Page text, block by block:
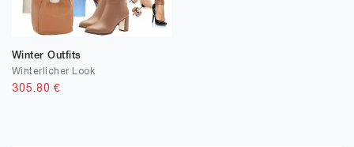
Winter Outfits
Winterlicher Look
305.80 €